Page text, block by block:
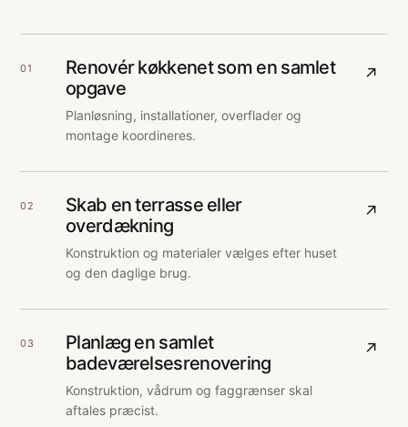
01
Renovér køkkenet som en samlet
opgave
Planløsning, installationer, overflader og
montage koordineres.
↗
02
Skab en terrasse eller
overdækning
Konstruktion og materialer vælges efter huset
og den daglige brug.
↗
03
Planlæg en samlet
badeværelsesrenovering
Konstruktion, vådrum og faggrænser skal
aftales præcist.
↗